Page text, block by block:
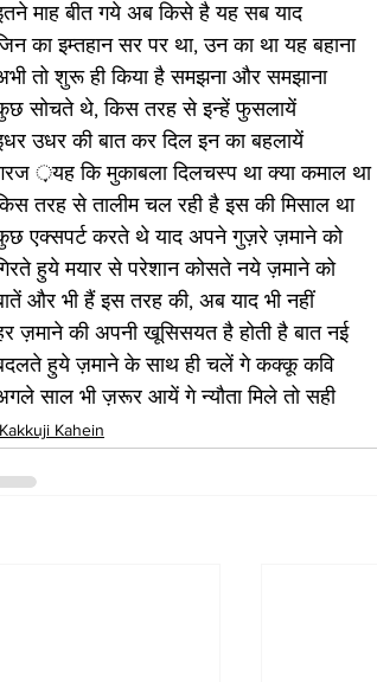
माह बीत गये अब किसे है यह सब याद
का इम्तहान सर पर था, उन का था यह बहाना
तो शुरू ही किया है समझना और समझाना
सोचते थे, किस तरह से इन्हें फुसलायें
उधर की बात कर दिल इन का बहलायें
़यह कि मुकाबला दिलचस्प था क्या कमाल था
तरह से तालीम चल रही है इस की मिसाल था
एक्सपर्ट करते थे याद अपने गुज़रे ज़माने को
हुये मयार से परेशान कोसते नये ज़माने को
और भी हैं इस तरह की, अब याद भी नहीं
ज़माने की अपनी खूसिसयत है होती है बात नई
हुये ज़माने के साथ ही चलें गे कक्कू कवि
साल भी ज़रूर आयें गे न्यौता मिले तो सही
Kakkuji Kahein